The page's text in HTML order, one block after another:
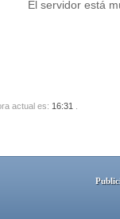
El servidor está
actual es: 16:31